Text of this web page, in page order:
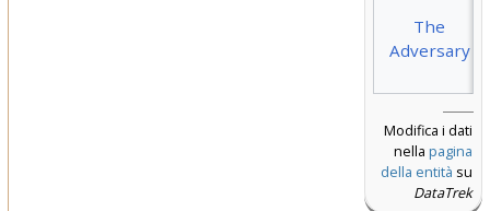
The
Adversary
Modifica i dati
nella pagina
della entità su
DataTrek